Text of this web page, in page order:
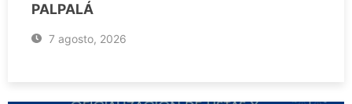
PALPALÁ
7 agosto, 2026